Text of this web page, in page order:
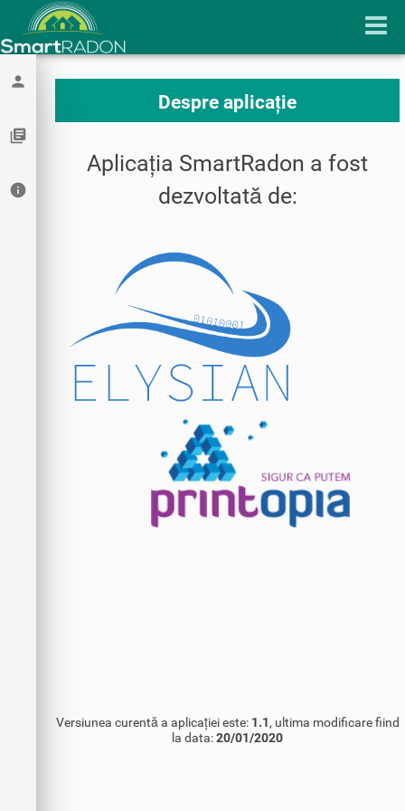
person
library_books
info
Despre aplicație
Aplicația SmartRadon a fost
dezvoltată de:
Versiunea curentă a aplicației este: 1.1, ultima modificare fiind
la data:20/01/2020